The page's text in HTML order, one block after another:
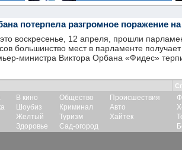
потерпела разгромное поражение
воскресенье, 12 апреля, прошли
большинство мест в парламенте
министра Виктора Орбана «Фидес»
В кино
Шоубиз
Желтый
Здоровье
Общество
Криминал
Туризм
Сад-огород
Происшествия
Авто
Хайтек